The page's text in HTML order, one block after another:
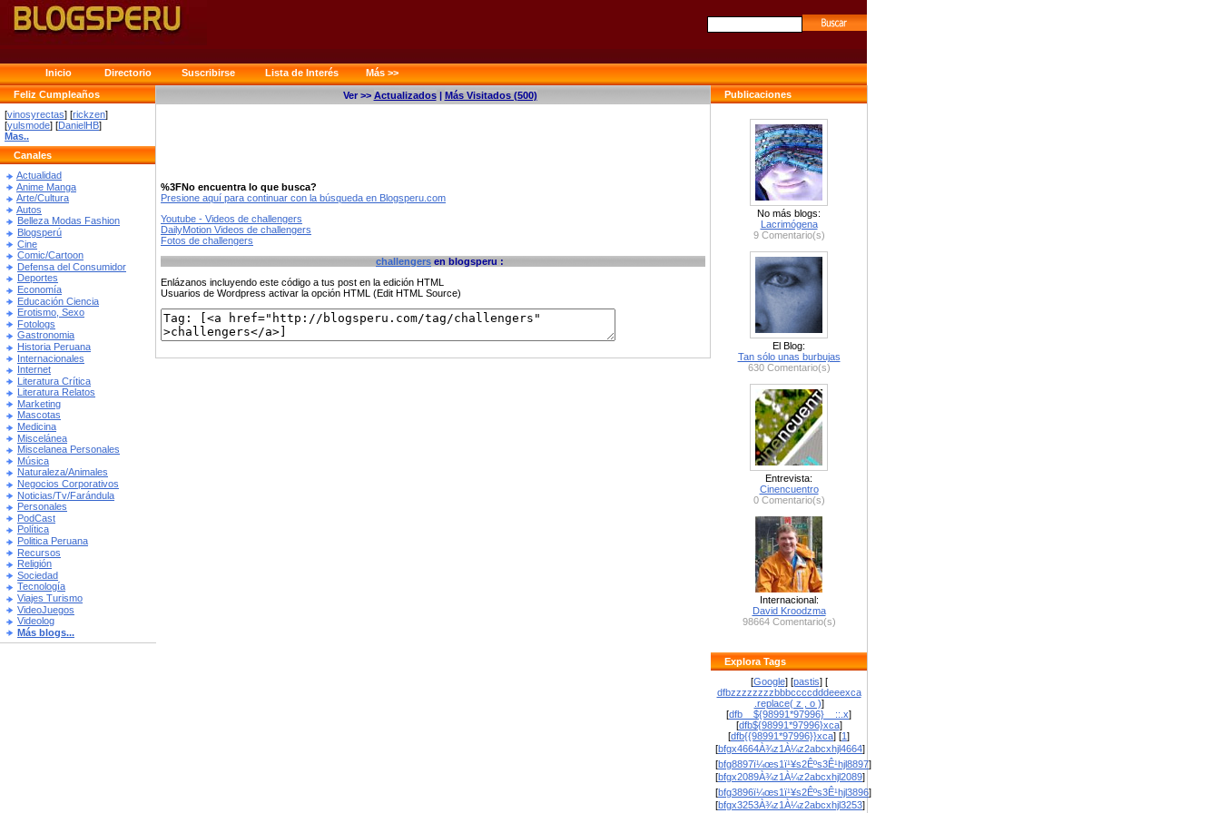
Inicio Directorio Suscribirse Lista de Interés
Más >>
Feliz Cumpleaños
[vinosyrectas] [rickzen]
[yulsmode] [DanielHB]
Mas..
Canales
Actualidad
Anime Manga
Arte/Cultura
Autos
Belleza Modas Fashion
Blogsperú
Cine
Comic/Cartoon
Defensa del Consumidor
Deportes
Economía
Educación Ciencia
Erotismo, Sexo
Fotologs
Gastronomia
Historia Peruana
Internacionales
Internet
Literatura Crítica
Literatura Relatos
Marketing
Mascotas
Medicina
Miscelánea
Miscelanea Personales
Música
Naturaleza/Animales
Negocios Corporativos
Noticias/Tv/Farándula
Personales
PodCast
Política
Politica Peruana
Recursos
Religión
Sociedad
Tecnología
Viajes Turismo
VideoJuegos
Videolog
Más blogs...
Publicaciones
No más blogs:
Lacrimógena
9 Comentario(s)
El Blog:
Tan sólo unas burbujas
630 Comentario(s)
Entrevista:
Cinencuentro
0 Comentario(s)
Internacional:
David Kroodzma
98664 Comentario(s)
Explora Tags
[Google] [pastis] [
dfbzzzzzzzzbbbccccdddeeexca
.replace( z , o )]
[dfb__${98991*97996}__::.x]
[dfb${98991*97996}xca]
[dfb{{98991*97996}}xca] [1]
[bfgx4664À¾z1À¼z2abcxhjl4664]
[bfg8897ï¼œs1ï¹¥s2Êºs3Ê¹hjl8897]
[bfgx2089À¾z1À¼z2abcxhjl2089]
[bfg3896ï¼œs1ï¹¥s2Êºs3Ê¹hjl3896]
[bfgx3253À¾z1À¼z2abcxhjl3253]
Ver >> Actualizados| Más Visitados (500)
%3FNo encuentra lo que busca?
Presione aquí para continuar con la búsqueda en Blogsperu.com
Youtube - Videos de challengers
DailyMotion Videos de challengers
Fotos de challengers
challengers en blogsperu :
Enlázanos incluyendo este código a tus post en la edición HTML
Usuarios de Wordpress activar la opción HTML (Edit HTML Source)